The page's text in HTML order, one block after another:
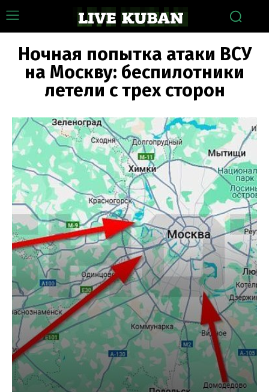
Ночная попытка атаки ВСУ
на Москву: беспилотники
летели с трех сторон